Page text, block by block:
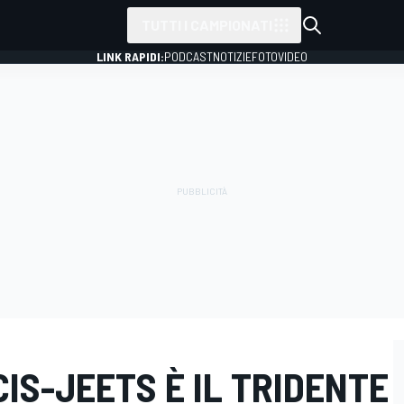
LINK RAPIDI:PODCASTNOTIZIEFOTOVIDEO
JEETS È IL TRIDENTE